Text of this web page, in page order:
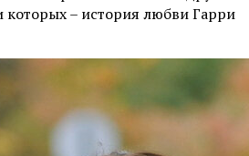
которых – история любви Гарри